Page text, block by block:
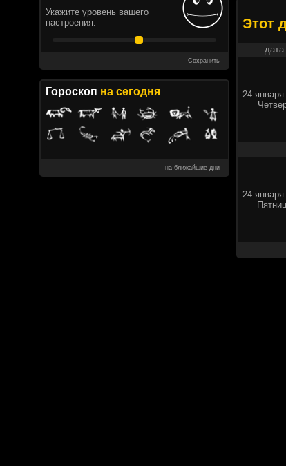
Укажите уровень вашего
настроения:
Сохранить
Гороскоп на сегодня
на ближайшие дни
Этот
дата
24 января
24 января